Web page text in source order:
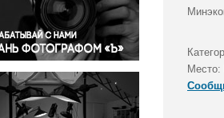
Правосудие
Происшествия и конфликты
Религия
Светская жизнь
Спорт
Экология
Место: